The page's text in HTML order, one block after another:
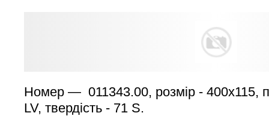
Номер — 011343.00, розмір - 400х115,
LV, твердість - 71 S.